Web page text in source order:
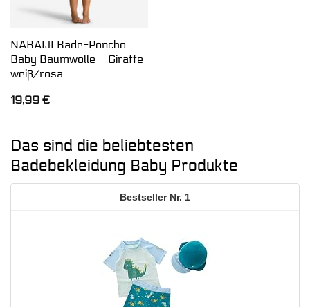
NABAIJI Bade-Poncho
Baby Baumwolle – Giraffe
weiß/rosa
19,99 €
Das sind die beliebtesten
Badebekleidung Baby Produkte
1